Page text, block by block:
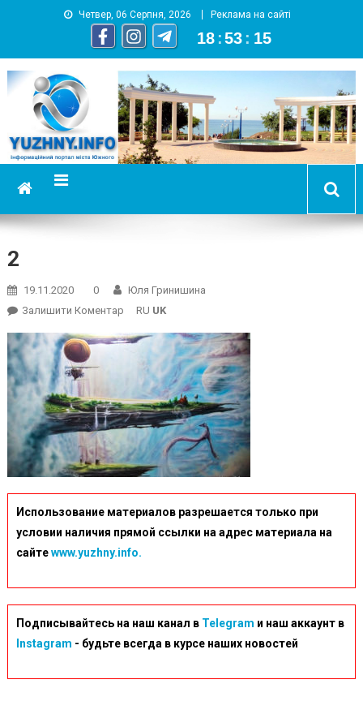
Четвер, 06 Серпня, 2026 Реклама на сайті
18 :53 : 16
YUZHNY.INFO
информационный портал города Южный
2
19.11.2020 0
Юля Гринишина
Залишити КоментарOn RU UK
Использование материалов разрешается только при
условии наличия прямой ссылки на адрес материала на
сайтеwww.yuzhny.info.
Подписывайтесь на наш канал в Telegram и наш аккаунт в
Instagram - будьте всегда в курсе наших новостей